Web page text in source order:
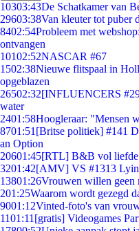
10303:43De Schatkamer van
29603:38Van kleuter tot puber
8402:54Probleem met
ontvangen
10102:52NASCAR #67
1502:38Nieuwe flitspaal in
opgeblazen
26502:32[INFLUENCERS
water
2401:58Hoogleraar: "Mensen
8701:51 [Britse politiek] #141
an Option
20601:45[RTL] B&B vol liefde
3201:42[AMV] VS #1313
13801:26Vrouwen willen geen
201:25Waarom wordt gezegd
9001:12Vinted-foto's van
1101:11 [gratis] Videogames